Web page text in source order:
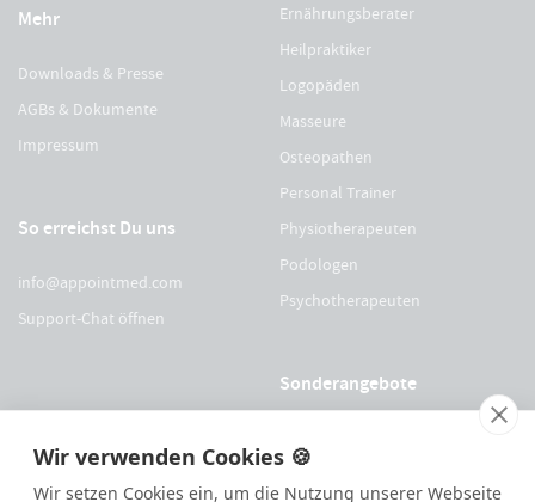
Wir verwenden Cookies 🍪
Wir setzen Cookies ein, um die Nutzung unserer Webseite
Mehr
Downloads & Presse
AGBs & Dokumente
Impressum
So erreichst Du uns
info@appointmed.com
Support-Chat öffnen
Ernährungsberater
Heilpraktiker
Logopäden
Masseure
Osteopathen
Personal Trainer
Physiotherapeuten
Podologen
Psychotherapeuten
Sonderangebote